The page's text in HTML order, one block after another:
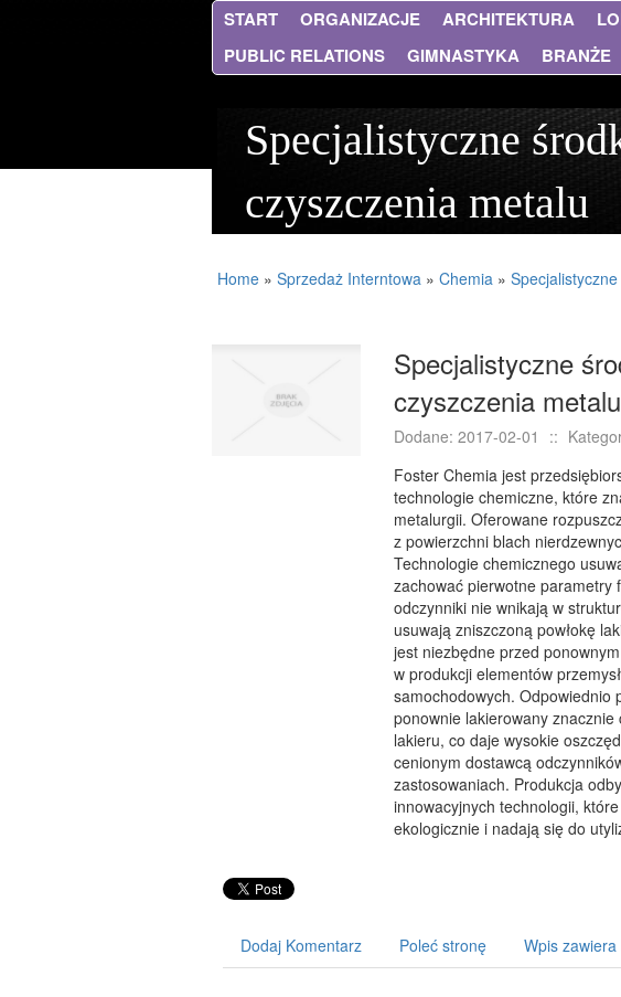
START ORGANIZACJE ARCHITEKTURA
PUBLIC RELATIONS
GIMNASTYKA BRANŻE
Specjalistyczne
czyszczenia metalu
Home » Sprzedaż Interntowa » Chemia »
Specjalistyczne
czyszczenia metalu
Dodane: 2017-02-01 ::
Foster Chemia jest
technologie chemiczne, które
metalurgii. Oferowane
z powierzchni blach
Technologie chemicznego
zachować pierwotne parametry
odczynniki nie wnikają w
usuwają zniszczoną powłokę
jest niezbędne przed
w produkcji elementów
samochodowych. Odpowiednio
ponownie lakierowany
lakieru, co daje wysokie
cenionym dostawcą
zastosowaniach. Produkcja
innowacyjnych technologii,
ekologicznie i nadają się do
Dodaj Komentarz Poleć stronę Wpis zawiera